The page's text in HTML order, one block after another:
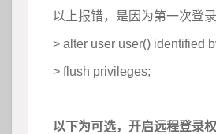
以上报错，是因为第一次登
> alter user user() identified
> flush privileges;
以下为可选，开启远程登录权